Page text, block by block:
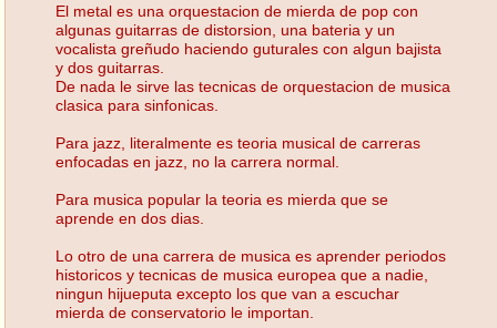
El metal es una orquestacion de mierda de pop con
algunas guitarras de distorsion, una bateria y un
vocalista greñudo haciendo guturales con algun bajista
y dos guitarras.
De nada le sirve las tecnicas de orquestacion de musica
clasica para sinfonicas.
Para jazz, literalmente es teoria musical de carreras
enfocadas en jazz, no la carrera normal.
Para musica popular la teoria es mierda que se
aprende en dos dias.
Lo otro de una carrera de musica es aprender periodos
historicos y tecnicas de musica europea que a nadie,
ningun hijueputa excepto los que van a escuchar
mierda de conservatorio le importan.